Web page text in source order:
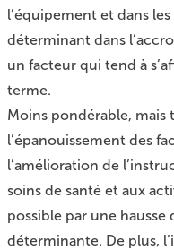
l’équipement et dans
déterminant dans
un facteur qui tend à
terme.
Moins pondérable, mais
l’épanouissement des
l’amélioration de
soins de santé et aux
possible par une hausse
déterminante. De plus,